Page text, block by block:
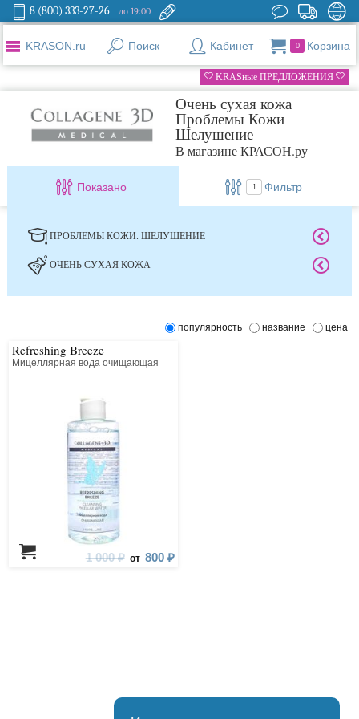
8 (800) 333-27-26 до 19:00
KRASON.ru Поиск Кабинет 0 Корзина
KRASные ПРЕДЛОЖЕНИЯ
Очень сухая кожа
Проблемы Кожи
Шелушение
В магазине КРАСОН.ру
Показано 1 Фильтр
ПРОБЛЕМЫ КОЖИ. ШЕЛУШЕНИЕ
ОЧЕНЬ СУХАЯ КОЖА
популярность название цена
Refreshing Breeze
Мицеллярная вода очищающая
1 000 ₽ от 800 ₽